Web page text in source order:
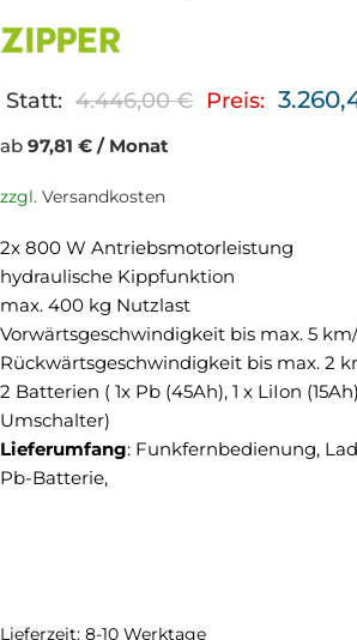
Statt: 4.446,00€ Preis:
ab 97,81 € / Monat
zzgl. Versandkosten
2x 800 W Antriebsmotorleistung
hydraulische Kippfunktion
max. 400 kg Nutzlast
Vorwärtsgeschwindigkeit bis max. 5
Rückwärtsgeschwindigkeit bis max. 2
2 Batterien ( 1x Pb (45Ah), 1 x LiIon
Umschalter)
Lieferumfang: Funkfernbedienung,
Pb-Batterie,
Lieferzeit: 8-10 Werktage